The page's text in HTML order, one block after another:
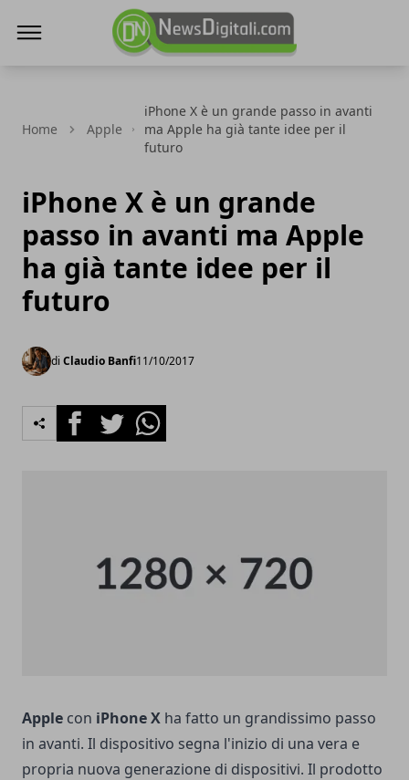
Home Apple
iPhone X è un grande passo in avanti
ma Apple ha già tante idee per il
futuro
iPhone X è un grande
passo in avanti ma Apple
ha già tante idee per il
futuro
di Claudio Banfi11/10/2017
FacebookTwitterWhatsapp
Apple con iPhone X ha fatto un grandissimo passo
in avanti. Il dispositivo segna l'inizio di una vera e
propria nuova generazione di dispositivi. Il prodotto